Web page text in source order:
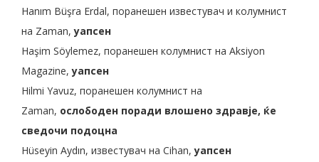
Hanım Büşra Erdal, поранешен известувач и колумнист
на Zaman,уапсен
Haşim Söylemez, поранешен колумнист на Aksiyon
Magazine,уапсен
Hilmi Yavuz, поранешен колумнист на
Zaman, ослободен поради влошено здравје, ќе
сведочи подоцна
Hüseyin Aydın, известувач на Cihan,уапсен